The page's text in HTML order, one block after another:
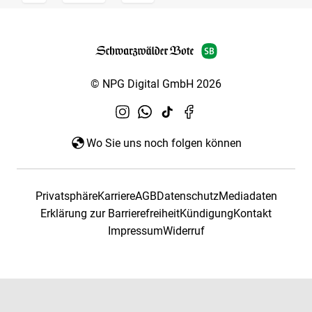
© NPG Digital GmbH 2026
Wo Sie uns noch folgen können
PrivatsphäreKarriereAGBDatenschutzMediadaten
Erklärung zur BarrierefreiheitKündigungKontakt
ImpressumWiderruf